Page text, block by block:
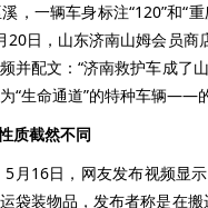
一辆车身标注“120”和“
20日，山东济南山姆会员
并配文：“济南救护车成了
生命通道”的特种车辆——
质截然不同
5月16日，网友发布视频显
袋装物品，发布者称是在